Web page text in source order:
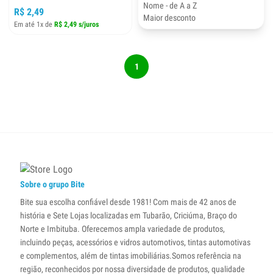
Nome - de A a Z
Maior desconto
R$ 2,49
Em até 1x de R$ 2,49 s/juros
1
Sobre o grupo Bite
Bite sua escolha confiável desde 1981! Com mais de 42 anos de
história e Sete Lojas localizadas em Tubarão, Criciúma, Braço do
Norte e Imbituba. Oferecemos ampla variedade de produtos,
incluindo peças, acessórios e vidros automotivos, tintas automotivas
e complementos, além de tintas imobiliárias.Somos referência na
região, reconhecidos por nossa diversidade de produtos, qualidade